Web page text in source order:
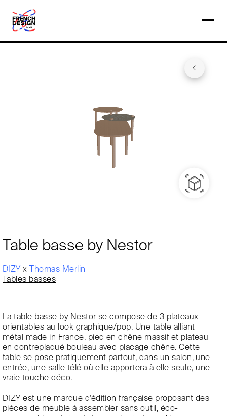
Table basse by Nestor
DIZYx
Thomas Merlin
Tables basses
La table basse by Nestor se compose de 3 plateaux
orientables au look graphique/pop. Une table alliant
métal made in France, pied en chêne massif et plateau
en contreplaqué bouleau avec placage chêne. Cette
table se pose pratiquement partout, dans un salon, une
entrée, une salle télé où elle apportera à elle seule, une
vraie touche déco.
DIZY est une marque d’édition française proposant des
pièces de meuble à assembler sans outil, éco-